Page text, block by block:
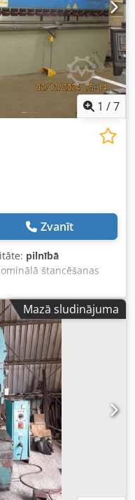
1 /7
Zvanīt
pilnībā
štancēšanas
mm Atstarpe starp
mm Gatavē
Iekārta ir labā
ir iespējams
informācija –
Mazā sludinājuma